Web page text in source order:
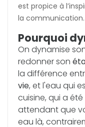
est propice à
la communication.
Pourquoi
On dynamise
redonner son
la différence
vie, et l'eau qui
cuisine, qui a
attendant que
eau là,